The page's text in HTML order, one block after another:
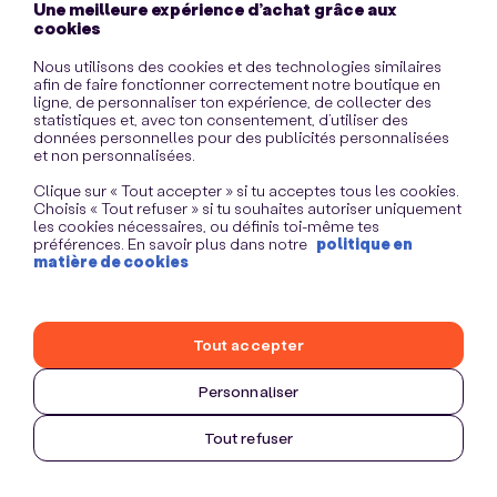
Une meilleure expérience d’achat grâce aux
cookies
Nous utilisons des cookies et des technologies similaires
afin de faire fonctionner correctement notre boutique en
ligne, de personnaliser ton expérience, de collecter des
statistiques et, avec ton consentement, d’utiliser des
données personnelles pour des publicités personnalisées
et non personnalisées.
Clique sur « Tout accepter » si tu acceptes tous les cookies.
Choisis « Tout refuser » si tu souhaites autoriser uniquement
les cookies nécessaires, ou définis toi-même tes
préférences. En savoir plus dans notre politique en
matière de cookies
Personnaliser
Tout refuser
Tout accepter